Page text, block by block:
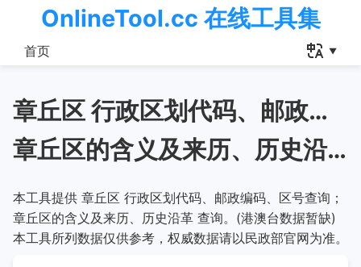
OnlineTool.cc 在线工具集
首页
章丘区 行政区划代码、邮政编码、区号查询
章丘区的含义及来历、历史沿革
本工具提供 章丘区 行政区划代码、邮政编码、区号查询；
章丘区的含义及来历、历史沿革 查询。(港澳台数据暂缺)
本工具所列数据仅供参考，权威数据请以民政部官网为准。